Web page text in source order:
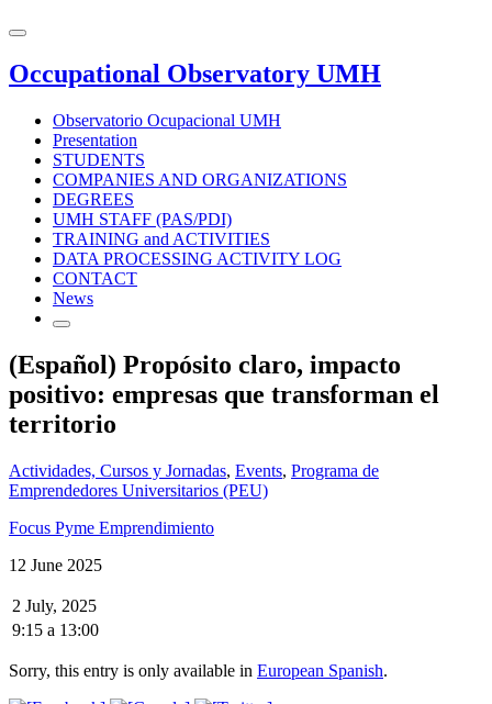
Occupational Observatory UMH
Observatorio Ocupacional UMH
Presentation
STUDENTS
COMPANIES AND ORGANIZATIONS
DEGREES
UMH STAFF (PAS/PDI)
TRAINING and ACTIVITIES
DATA PROCESSING ACTIVITY LOG
CONTACT
News
(Español) Propósito claro, impacto
positivo: empresas que transforman el
territorio
Actividades, Cursos y Jornadas, Events, Programa de
Emprendedores Universitarios (PEU)
Focus Pyme Emprendimiento
12 June 2025
2 July, 2025
9:15 a 13:00
Sorry, this entry is only available in European Spanish.